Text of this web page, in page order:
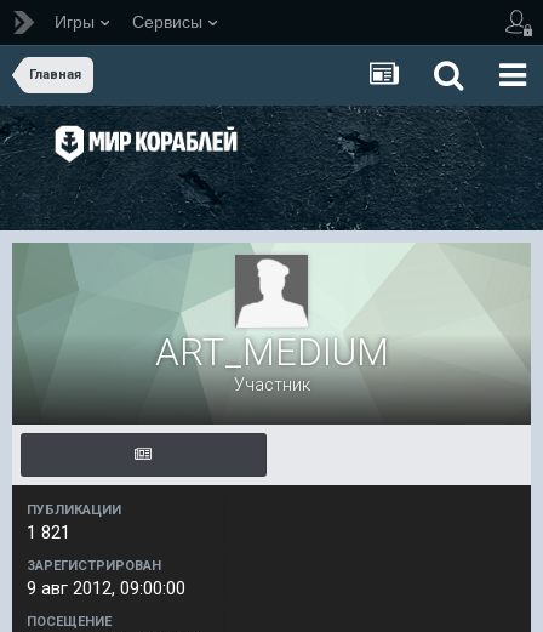
Игры Сервисы
Главная
ART_MEDIUM
Участник
ПУБЛИКАЦИИ
1 821
ЗАРЕГИСТРИРОВАН
9 авг 2012, 09:00:00
ПОСЕЩЕНИЕ